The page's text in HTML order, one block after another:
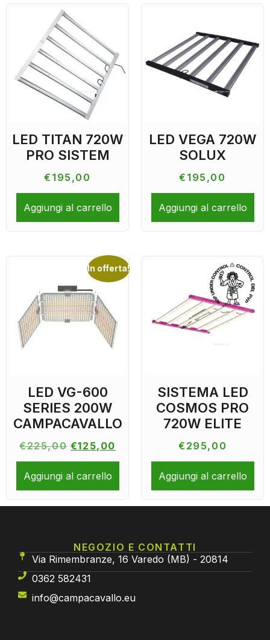
LED TITAN 720W
PRO SISTEM
€ 195,00
Aggiungi al carrello
LED VEGA 720W
SOLUX
€ 195,00
Aggiungi al carrello
In offerta!
LED VG-600
SERIES 200W
CAMPACAVALLO
€225,00 €125,00
Aggiungi al carrello
SISTEMA LED
COSMOS PRO
720W ELITE
€ 295,00
Aggiungi al carrello
NEGOZIO E CONTATTI
Via Rimembranze, 16 Varedo (MB) - 20814
0362 582431
info@campacavallo.eu